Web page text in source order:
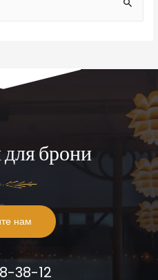
брони
нам
38-12